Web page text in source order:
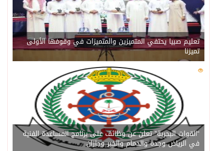
تعليم صبيا يحتفي المتميزين والمتميزات في وقوفها الأولى
تميزنا
207
“القوات البحرية” تعلن عن وظائف على برنامج المساعدة الفنية
في الرياض وجدة والدمام والخبر وجازان